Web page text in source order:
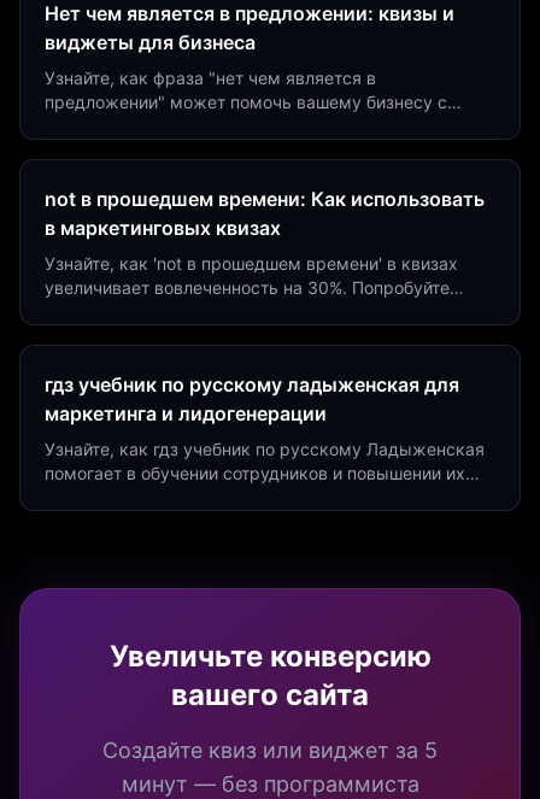
Нет чем является в предложении: квизы и
виджеты для бизнеса
Узнайте, как фраза "нет чем является в
предложении" может помочь вашему бизнесу с
not в прошедшем времени: Как использовать
в маркетинговых квизах
Узнайте, как 'not в прошедшем времени' в квизах
увеличивает вовлеченность на 30%. Попробуйте
гдз учебник по русскому ладыженская для
маркетинга и лидогенерации
Узнайте, как гдз учебник по русскому Ладыженская
помогает в обучении сотрудников и повышении их
Увеличьте конверсию
вашего сайта
Создайте квиз или виджет за 5
минут — без программиста